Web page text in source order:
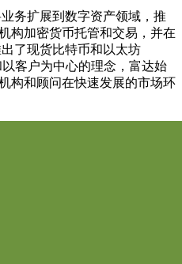
务扩展到数字资产领域，推
构加密货币托管和交易，并在
了现货比特币和以太坊
客户为中心的理念，富达始
构和顾问在快速发展的市场环